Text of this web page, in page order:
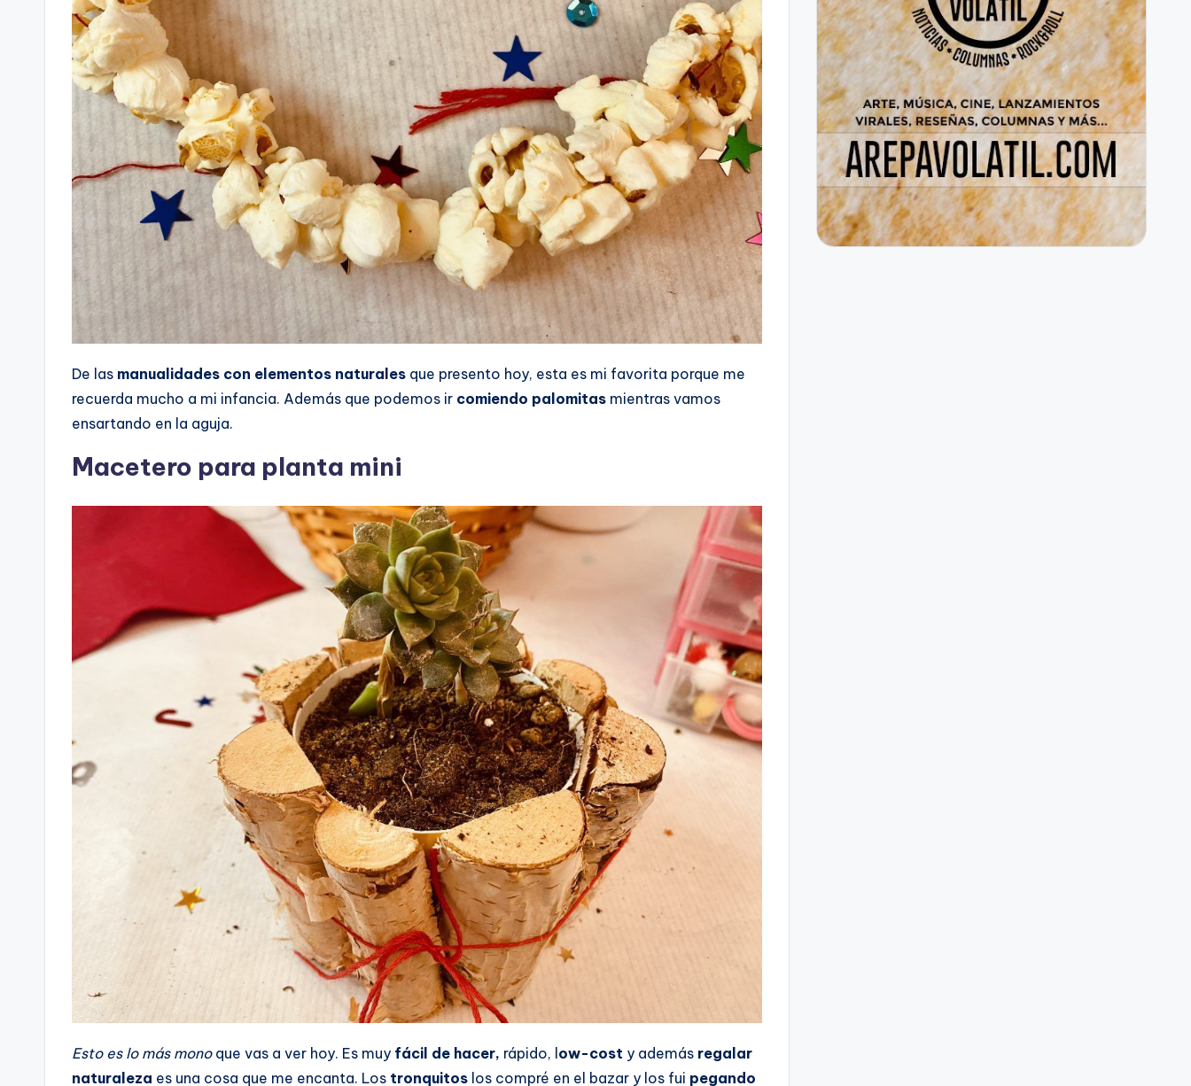
De las manualidades con elementos naturales que presento hoy, esta es mi favorita porque me
recuerda mucho a mi infancia. Además que podemos ir comiendo palomitas mientras vamos
ensartando en la aguja.
Macetero para planta mini
Esto es lo más monoque vas a ver hoy. Es muy fácil de hacer, rápido, l ow-cost y además regalar
naturaleza es una cosa que me encanta. Los tronquitos los compré en el bazar y los fui pegando